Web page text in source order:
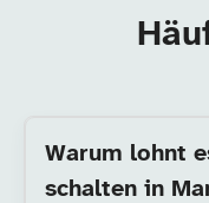
Warum lohnt
schalten in